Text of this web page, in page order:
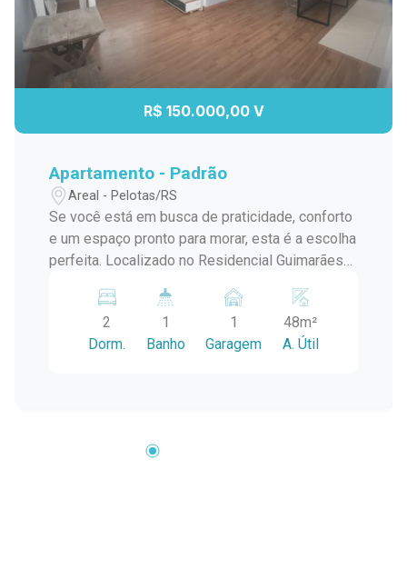
R$ 150.000,00 V
Apartamento - Padrão
Areal - Pelotas/RS
Se você está em busca de praticidade, conforto
e um espaço pronto para morar, esta é a escolha
perfeita. Localizado no Residencial Guimarães
moderno e funcional ? ideal para quem quer se
mudar sem preocupações. Características do
imóvel: Dois quartos bem distribuídos: Um dos
estudos. Sala acolhedora equipada com rack
2
Dorm.
1
Banho
1
Garagem
48m²
A. Útil